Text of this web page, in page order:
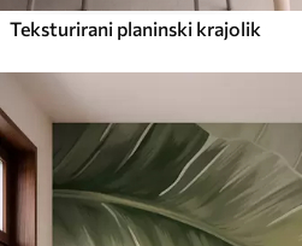
Teksturirani planinski krajolik